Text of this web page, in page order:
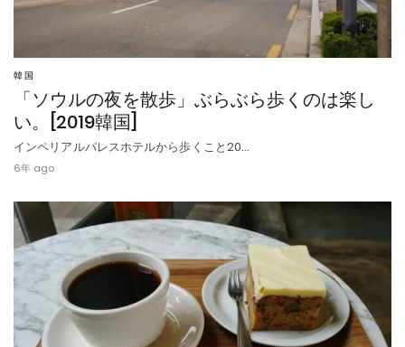
韓国
「ソウルの夜を散歩」ぶらぶら歩くのは楽し
い。[2019韓国]
インペリアルパレスホテルから歩くこと20…
6年 ago